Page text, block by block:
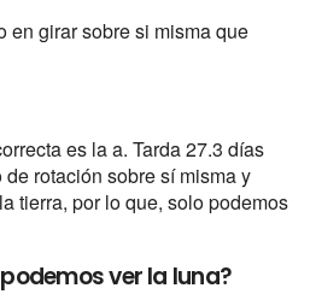
en girar sobre si misma que
es la a. Tarda 27.3 días
rotación sobre sí misma y
tierra, por lo que, solo podemos
podemos ver la luna?